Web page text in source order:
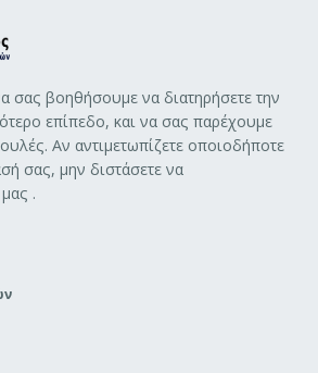
σας βοηθήσουμε να διατηρήσετε την
επίπεδο, και να σας παρέχουμε
Αν αντιμετωπίζετε οποιοδήποτε
σας, μην διστάσετε να
.